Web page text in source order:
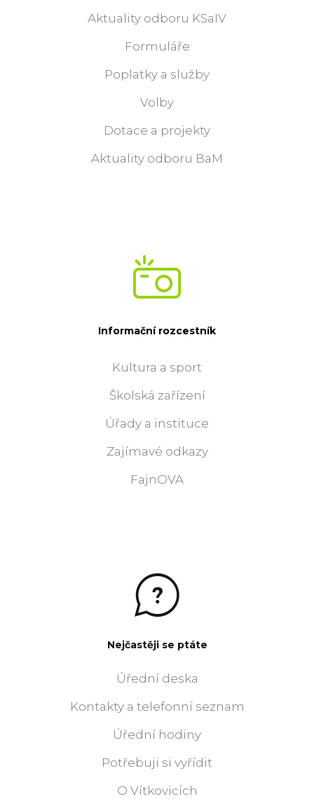
Aktuality odboru KSaIV
Formuláře
Poplatky a služby
Volby
Dotace a projekty
Aktuality odboru BaM
Informační rozcestník
Kultura a sport
Školská zařízení
Úřady a instituce
Zajímavé odkazy
FajnOVA
Nejčastěji se ptáte
Úřední deska
Kontakty a telefonní seznam
Úřední hodiny
Potřebuji si vyřídit
O Vítkovicích